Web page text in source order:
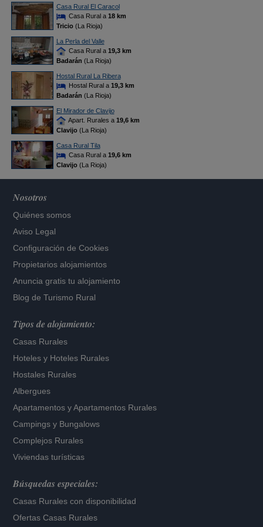
Casa Rural El Caracol
Casa Rural a 18 km
Tricio(La Rioja)
La Perla del Valle
Casa Rural a 19,3 km
Badarán (La Rioja)
Hostal Rural La Ribera
Hostal Rural a 19,3 km
Badarán (La Rioja)
El Mirador de Clavijo
Apart. Rurales a 19,6 km
Clavijo(La Rioja)
Casa Rural Tila
Casa Rural a 19,6 km
Clavijo(La Rioja)
Nosotros
Quiénes somos
Aviso Legal
Configuración de Cookies
Propietarios alojamientos
Anuncia gratis tu alojamiento
Blog de Turismo Rural
Tipos de alojamiento:
Casas Rurales
Hoteles y Hoteles Rurales
Hostales Rurales
Albergues
Apartamentos yApartamentos Rurales
Campings y Bungalows
Complejos Rurales
Viviendas turísticas
Búsquedas especiales:
Casas Rurales con disponibilidad
Ofertas Casas Rurales